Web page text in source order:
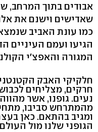
אבודים בתוך המרחב,
שאדישים וישנם את
כמו עונת האביב
הגיעו ועמם העיניים
המגורה והאפצ'י
חלקיקי האבק
חרקים, מצליחים
נעים. גופנו, אשר
מהמתרחש סביבו,
ומגיב בהתאם. כאן
הגופני שלנו מול